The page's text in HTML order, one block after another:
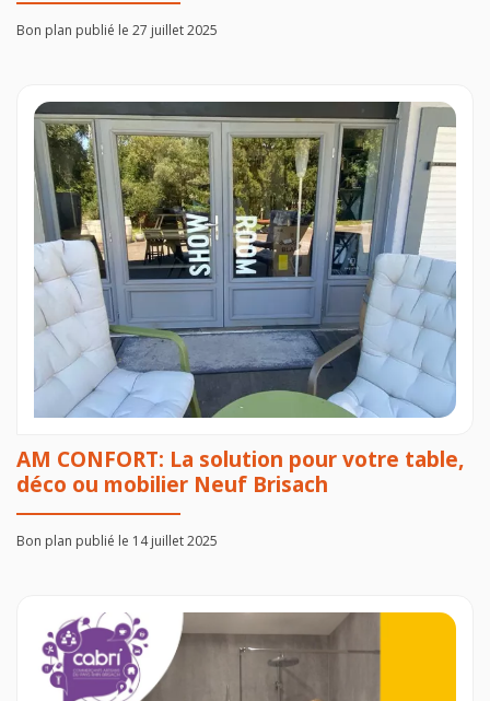
Bon plan publié le 27 juillet 2025
AM CONFORT: La solution pour votre table,
déco ou mobilier Neuf Brisach
Bon plan publié le 14 juillet 2025